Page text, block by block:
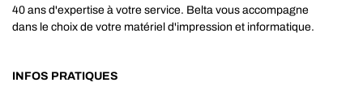
40 ans d'expertise à votre service. Belta vous accompagne
dans le choix de votre matériel d'impression et informatique.
INFOS PRATIQUES